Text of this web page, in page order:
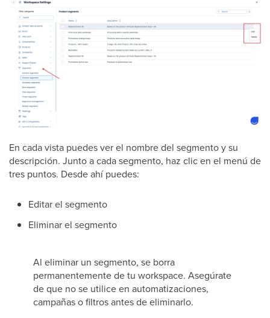
En cada vista puedes ver el nombre del segmento y su
descripción. Junto a cada segmento, haz clic en el menú de
tres puntos. Desde ahí puedes:
Editar el segmento
Eliminar el segmento
Al eliminar un segmento, se borra
permanentemente de tu workspace. Asegúrate
de que no se utilice en automatizaciones,
campañas o filtros antes de eliminarlo.